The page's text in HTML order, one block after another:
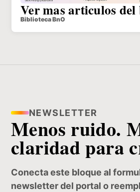
Ver mas articulos del
Biblioteca BnO
NEWSLETTER
Menos ruido.
claridad para
Conecta este bloque al
newsletter del portal o